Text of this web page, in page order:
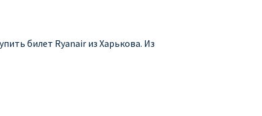
билет Ryanair из Харькова. Из